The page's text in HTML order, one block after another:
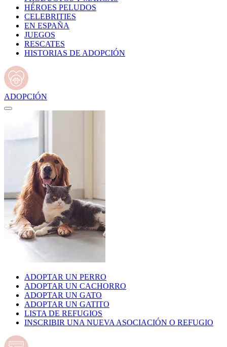
HÉROES PELUDOS
CELEBRITIES
EN ESPAÑA
JUEGOS
RESCATES
HISTORIAS DE ADOPCIÓN
ADOPCIÓN
ADOPTAR UN PERRO
ADOPTAR UN CACHORRO
ADOPTAR UN GATO
ADOPTAR UN GATITO
LISTA DE REFUGIOS
INSCRIBIR UNA NUEVA ASOCIACIÓN O REFUGIO